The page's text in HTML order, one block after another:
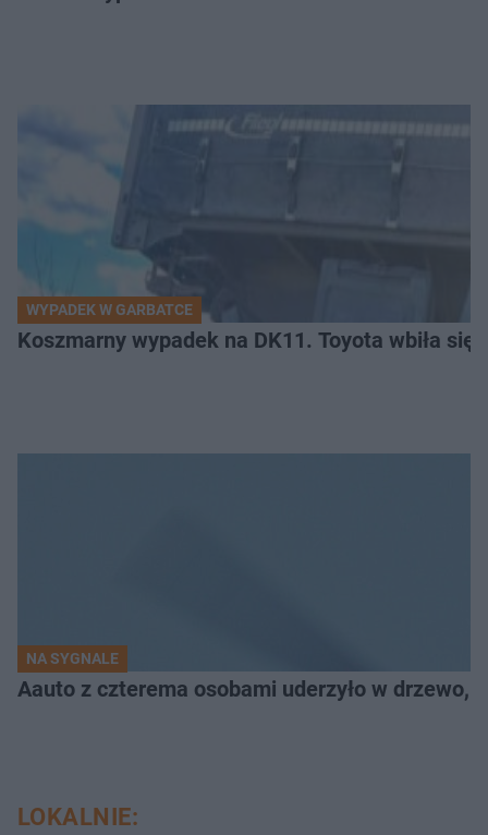
WYPADEK W GARBATCE
Koszmarny wypadek na DK11. Toyota wbiła się
NA SYGNALE
Aauto z czterema osobami uderzyło w drzewo,
LOKALNIE: